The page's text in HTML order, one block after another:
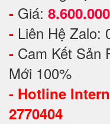
- Giá:
- Liên Hệ Zalo:
- Cam Kết Sản
Mới 100%
- Hotline
2770404